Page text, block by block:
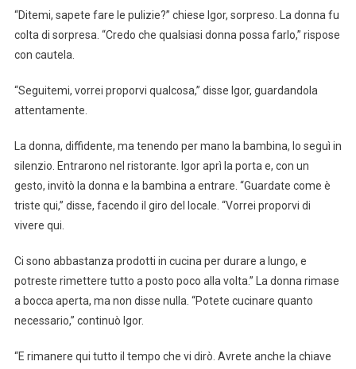
“Ditemi, sapete fare le pulizie?” chiese Igor, sorpreso. La donna fu
colta di sorpresa. “Credo che qualsiasi donna possa farlo,” rispose
con cautela.
“Seguitemi, vorrei proporvi qualcosa,” disse Igor, guardandola
attentamente.
La donna, diffidente, ma tenendo per mano la bambina, lo seguì in
silenzio. Entrarono nel ristorante. Igor aprì la porta e, con un
gesto, invitò la donna e la bambina a entrare. “Guardate come è
triste qui,” disse, facendo il giro del locale. “Vorrei proporvi di
vivere qui.
Ci sono abbastanza prodotti in cucina per durare a lungo, e
potreste rimettere tutto a posto poco alla volta.” La donna rimase
a bocca aperta, ma non disse nulla. “Potete cucinare quanto
necessario,” continuò Igor.
“E rimanere qui tutto il tempo che vi dirò. Avrete anche la chiave